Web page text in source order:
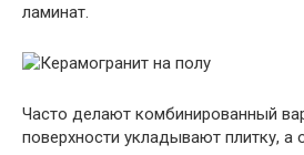
ламинат.
Часто делают комбинированный
поверхности укладывают плитку, а